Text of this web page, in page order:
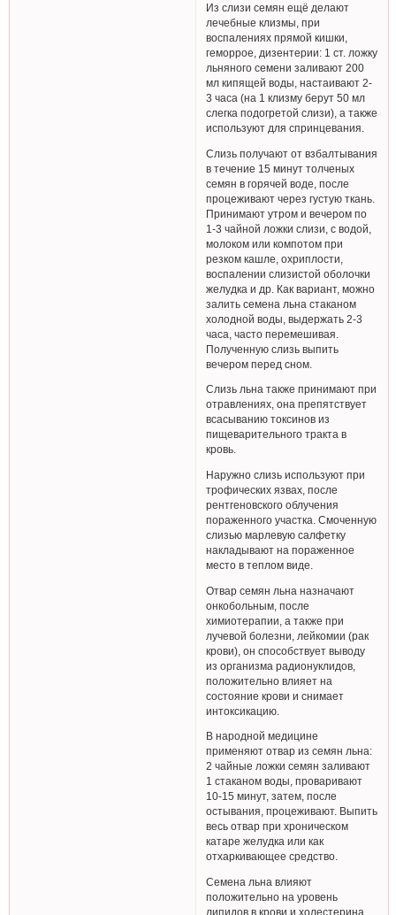
Из слизи семян ещё делают
лечебные клизмы, при
воспалениях прямой кишки,
геморрое, дизентерии: 1 ст. ложку
льняного семени заливают 200
мл кипящей воды, настаивают 2-
3 часа (на 1 клизму берут 50 мл
слегка подогретой слизи), а также
используют для спринцевания.
Слизь получают от взбалтывания
в течение 15 минут толченых
семян в горячей воде, после
процеживают через густую ткань.
Принимают утром и вечером по
1-3 чайной ложки слизи, с водой,
молоком или компотом при
резком кашле, охриплости,
воспалении слизистой оболочки
желудка и др. Как вариант, можно
залить семена льна стаканом
холодной воды, выдержать 2-3
часа, часто перемешивая.
Полученную слизь выпить
вечером перед сном.
Слизь льна также принимают при
отравлениях, она препятствует
всасыванию токсинов из
пищеварительного тракта в
кровь.
Наружно слизь используют при
трофических язвах, после
рентгеновского облучения
пораженного участка. Смоченную
слизью марлевую салфетку
накладывают на пораженное
место в теплом виде.
Отвар семян льна назначают
онкобольным, после
химиотерапии, а также при
лучевой болезни, лейкомии (рак
крови), он способствует выводу
из организма радионуклидов,
положительно влияет на
состояние крови и снимает
интоксикацию.
В народной медицине
применяют отвар из семян льна:
2 чайные ложки семян заливают
1 стаканом воды, проваривают
10-15 минут, затем, после
остывания, процеживают. Выпить
весь отвар при хроническом
катаре желудка или как
отхаркивающее средство.
Семена льна влияют
положительно на уровень
липидов в крови и холестерина